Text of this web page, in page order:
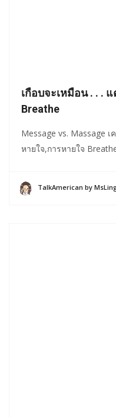
เกือบจะเหมือน . . .
Breathe
Message vs. Massage
หายใจ,การหายใจ
TalkAmerican by